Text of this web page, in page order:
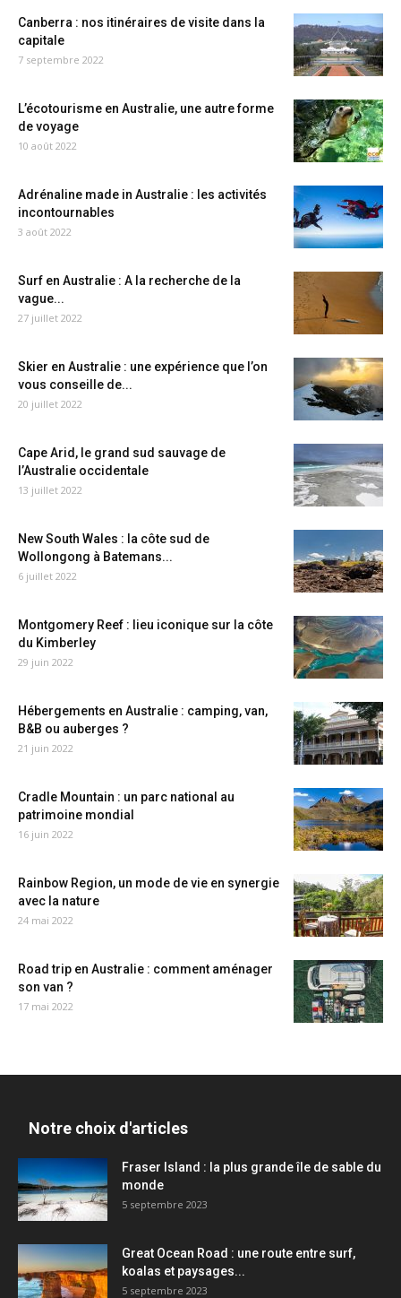
Canberra : nos itinéraires de visite dans la
capitale
7 septembre 2022
L’écotourisme en Australie, une autre forme
de voyage
10 août 2022
Adrénaline made in Australie : les activités
incontournables
3 août 2022
Surf en Australie : A la recherche de la
vague...
27 juillet 2022
Skier en Australie : une expérience que l’on
vous conseille de...
20 juillet 2022
Cape Arid, le grand sud sauvage de
l’Australie occidentale
13 juillet 2022
New South Wales : la côte sud de
Wollongong à Batemans...
6 juillet 2022
Montgomery Reef : lieu iconique sur la côte
du Kimberley
29 juin 2022
Hébergements en Australie : camping, van,
B&B ou auberges ?
21 juin 2022
Cradle Mountain : un parc national au
patrimoine mondial
16 juin 2022
Rainbow Region, un mode de vie en synergie
avec la nature
24 mai 2022
Road trip en Australie : comment aménager
son van ?
17 mai 2022
Notre choix d'articles
Fraser Island : la plus grande île de sable du
monde
5 septembre 2023
Great Ocean Road : une route entre surf,
koalas et paysages...
5 septembre 2023